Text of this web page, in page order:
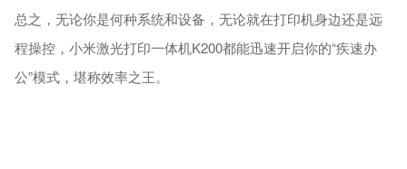
总之，无论你是何种系统和设备，无论就在打印机身边还是远
程操控，小米激光打印一体机K200都能迅速开启你的“疾速办
公”模式，堪称效率之王。